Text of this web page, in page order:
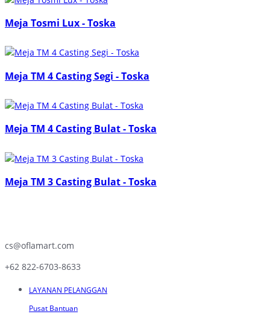
Meja Tosmi Lux - Toska
Meja TM 4 Casting Segi - Toska
Meja TM 4 Casting Bulat - Toska
Meja TM 3 Casting Bulat - Toska
cs@oflamart.com
+62 822-6703-8633
LAYANAN PELANGGAN
Pusat Bantuan